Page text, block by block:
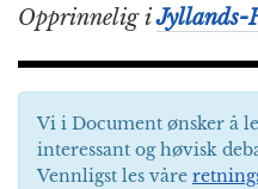
Opprinnelig iJyllands-
Vi i Document ønsker å
interessant og høvisk
Vennligst les våre